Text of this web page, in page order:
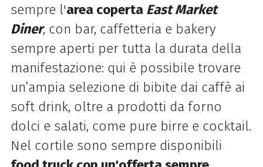
sempre l'area coperta East Market
Diner, con bar, caffetteria e bakery
sempre aperti per tutta la durata della
manifestazione: qui è possibile trovare
un’ampia selezione di bibite dai caffè ai
soft drink, oltre a prodotti da forno
dolci e salati, come pure birre e cocktail.
Nel cortile sono sempre disponibili